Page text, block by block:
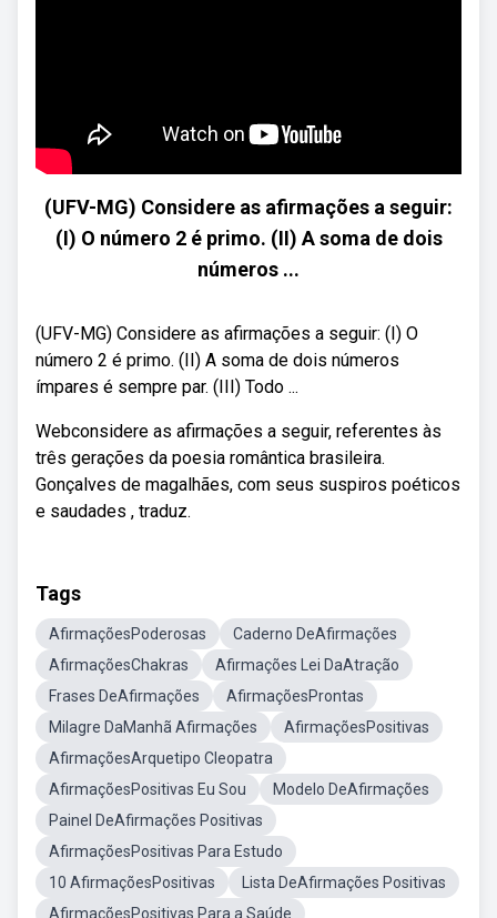
(UFV-MG) Considere as afirmações a seguir:
(I) O número 2 é primo. (II) A soma de dois
números ...
(UFV-MG) Considere as afirmações a seguir: (I) O
número 2 é primo. (II) A soma de dois números
ímpares é sempre par. (III) Todo ...
Webconsidere as afirmações a seguir, referentes às
três gerações da poesia romântica brasileira.
Gonçalves de magalhães, com seus suspiros poéticos
e saudades , traduz.
Tags
AfirmaçõesPoderosas
Caderno DeAfirmações
AfirmaçõesChakras
Afirmações Lei DaAtração
Frases DeAfirmações
AfirmaçõesProntas
Milagre DaManhã Afirmações
AfirmaçõesPositivas
AfirmaçõesArquetipo Cleopatra
AfirmaçõesPositivas Eu Sou
Modelo DeAfirmações
Painel DeAfirmações Positivas
AfirmaçõesPositivas Para Estudo
10 AfirmaçõesPositivas
Lista DeAfirmações Positivas
AfirmaçõesPositivas Para a Saúde